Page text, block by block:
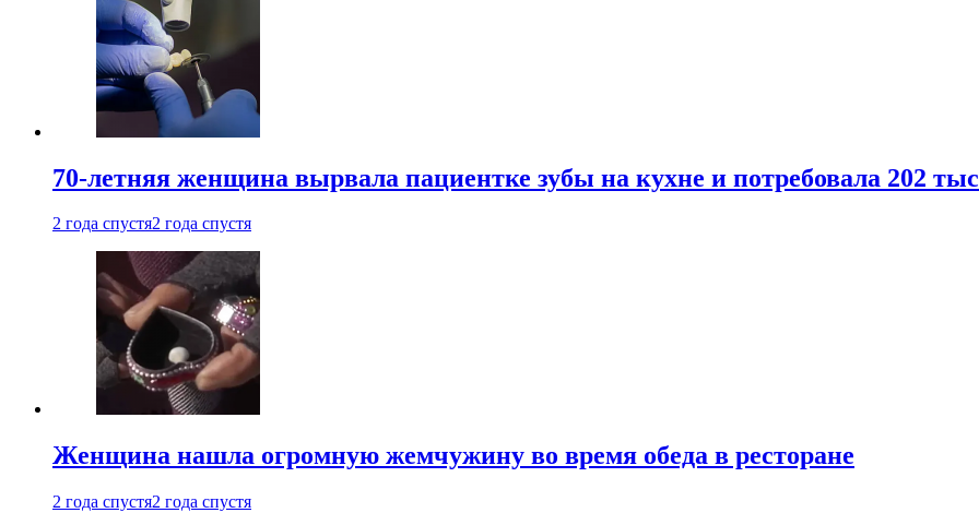
70-летняя женщина вырвала пациентке зубы на кухне и потребовала 202
2 года спустя2 года спустя
Женщина нашла огромную жемчужину во время обеда в ресторане
2 года спустя2 года спустя